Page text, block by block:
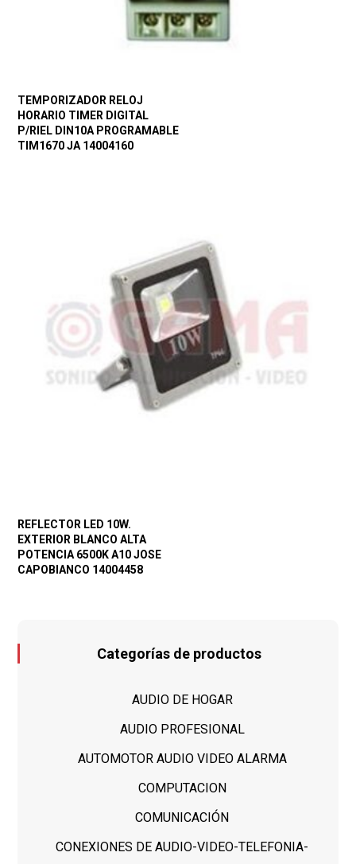
TEMPORIZADOR RELOJ
HORARIO TIMER DIGITAL
P/RIEL DIN10A PROGRAMABLE
TIM1670 JA 14004160
REFLECTOR LED 10W.
EXTERIOR BLANCO ALTA
POTENCIA 6500K A10 JOSE
CAPOBIANCO 14004458
Categorías de productos
AUDIO DE HOGAR
AUDIO PROFESIONAL
AUTOMOTOR AUDIO VIDEO ALARMA
COMPUTACION
COMUNICACIÓN
CONEXIONES DE AUDIO-VIDEO-TELEFONIA-